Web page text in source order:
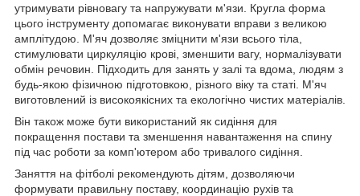
утримувати рівновагу та напружувати м'язи. Кругла форма
цього інструменту допомагає виконувати вправи з великою
амплітудою. М'яч дозволяє зміцнити м'язи всього тіла,
стимулювати циркуляцію крові, зменшити вагу, нормалізувати
обмін речовин. Підходить для занять у залі та вдома, людям з
будь-якою фізичною підготовкою, різного віку та статі. М'яч
виготовлений із високоякісних та екологічно чистих матеріалів.
Він також може бути використаний як сидіння для
покращення постави та зменшення навантаження на спину
під час роботи за комп'ютером або тривалого сидіння.
Заняття на фітболі рекомендують дітям, дозволяючи
формувати правильну поставу, координацію рухів та